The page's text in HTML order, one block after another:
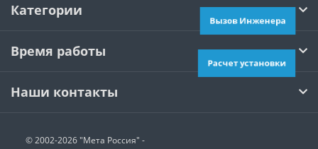
Категории
Время работы
Наши контакты
© 2002-2026 "Мета Россия" -
Расчет установки
Вызов Инженера